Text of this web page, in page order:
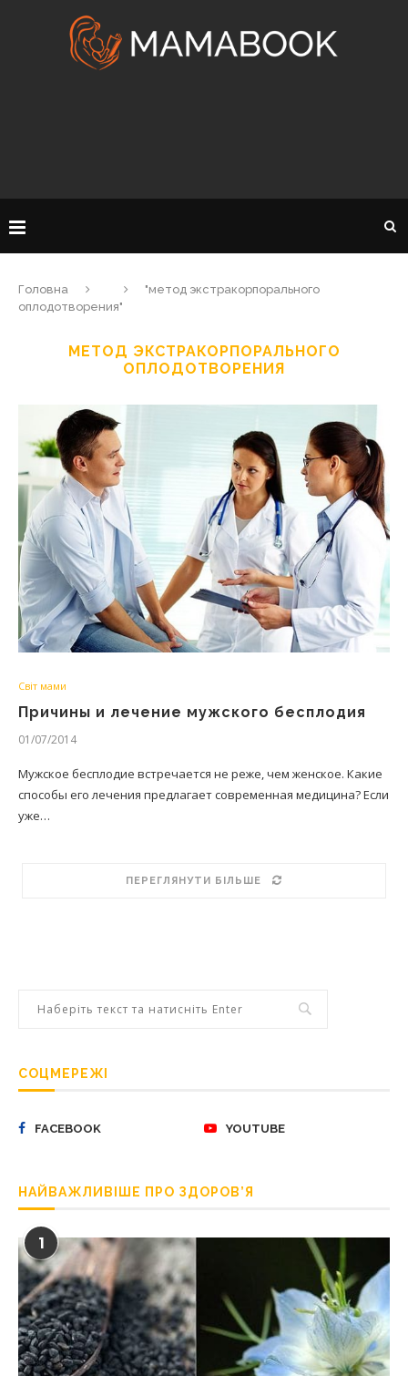
Головна
"метод экстракорпорального
оплодотворения"
МЕТОД ЭКСТРАКОРПОРАЛЬНОГО
ОПЛОДОТВОРЕНИЯ
Світ мами
Причины и лечение мужского бесплодия
01/07/2014
Мужское бесплодие встречается не реже, чем женское. Какие
способы его лечения предлагает современная медицина? Если
уже…
ПЕРЕГЛЯНУТИ БІЛЬШЕ
СОЦМЕРЕЖІ
FACEBOOK YOUTUBE
НАЙВАЖЛИВІШЕ ПРО ЗДОРОВ’Я
1